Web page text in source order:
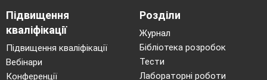
Підвищення
кваліфікації
Підвищення кваліфікації
Вебінари
Конференції
Розділи
Журнал
Бібліотека розробок
Тести
Лабораторні роботи